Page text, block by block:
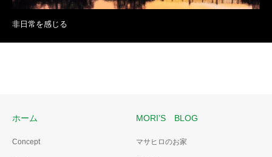
非日常を感じる
ホーム
Concept
MORI’S BLOG
マサヒロのお家